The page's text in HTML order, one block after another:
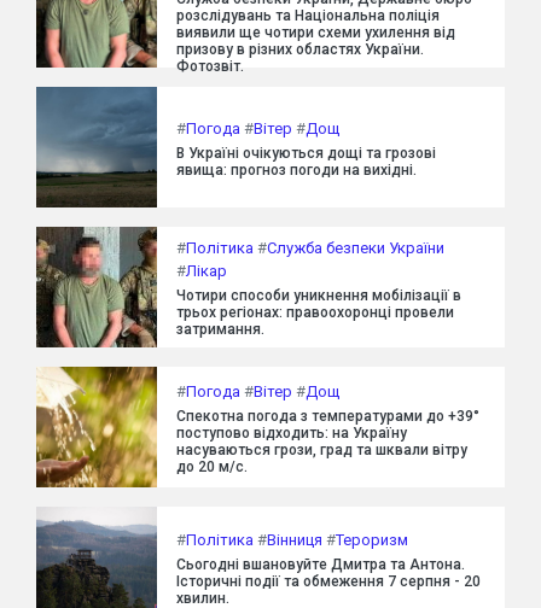
розслідувань та Національна поліція
виявили ще чотири схеми ухилення від
призову в різних областях України.
Фотозвіт.
#Погода #Вітер #Дощ
В Україні очікуються дощі та грозові
явища: прогноз погоди на вихідні.
#Політика #Служба безпеки України
#Лікар
Чотири способи уникнення мобілізації в
трьох регіонах: правоохоронці провели
затримання.
#Погода #Вітер #Дощ
Спекотна погода з температурами до +39°
поступово відходить: на Україну
насуваються грози, град та шквали вітру
до 20 м/с.
#Політика #Вінниця #Тероризм
Сьогодні вшановуйте Дмитра та Антона.
Історичні події та обмеження 7 серпня - 20
хвилин.